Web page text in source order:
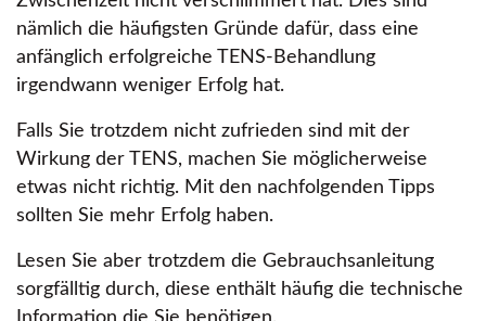
nämlich die häufigsten Gründe dafür, dass eine
anfänglich erfolgreiche TENS-Behandlung
irgendwann weniger Erfolg hat.
Falls Sie trotzdem nicht zufrieden sind mit der
Wirkung der TENS, machen Sie möglicherweise
etwas nicht richtig. Mit den nachfolgenden Tipps
sollten Sie mehr Erfolg haben.
Lesen Sie aber trotzdem die Gebrauchsanleitung
sorgfälltig durch, diese enthält häufig die technische